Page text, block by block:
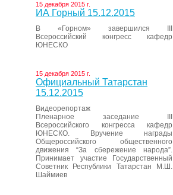
15 декабря 2015 г.
ИА Горный 15.12.2015
В «Горном» завершился III
Всероссийский конгресс кафедр
ЮНЕСКО
15 декабря 2015 г.
Официальный Татарстан
15.12.2015
Видеорепортаж
Пленарное заседание III
Всероссийского конгресса кафедр
ЮНЕСКО. Вручение награды
Общероссийского общественного
движения “За сбережение народа”.
Принимает участие Государственный
Советник Республики Татарстан М.Ш.
Шаймиев